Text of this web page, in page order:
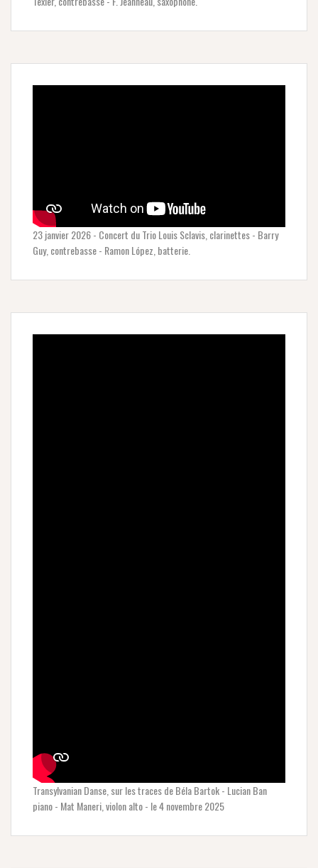
23 janvier 2026 - Concert du Trio Louis Sclavis, clarinettes - Barry
Guy, contrebasse - Ramon López, batterie.
Transylvanian Danse, sur les traces de Béla Bartok - Lucian Ban
piano - Mat Maneri, violon alto - le 4 novembre 2025